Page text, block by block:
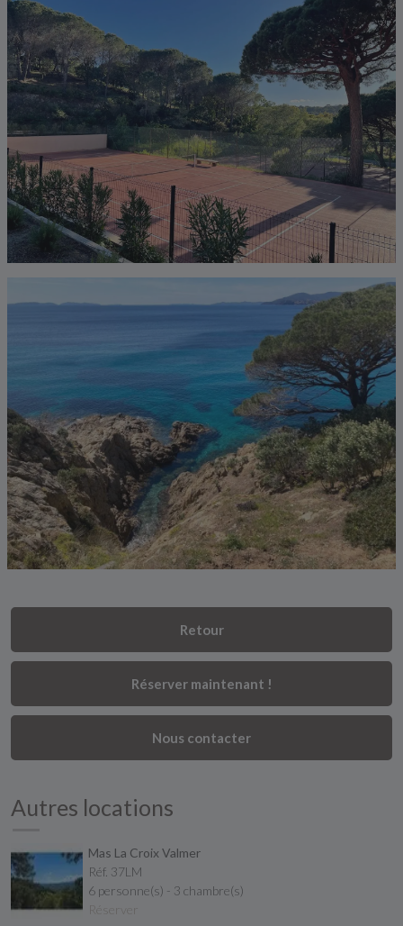
Retour
Réserver maintenant !
Nous contacter
Autres locations
Mas La Croix Valmer
Réf. 37LM
6 personne(s) - 3 chambre(s)
Réserver